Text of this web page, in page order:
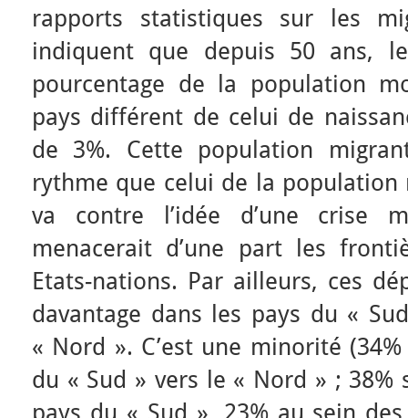
rapports statistiques sur les
indiquent que depuis 50 ans,
pourcentage de la population
pays différent de celui de
de 3%. Cette population
rythme que celui de la
va contre l’idée d’une crise
menacerait d’une part les
Etats-nations. Par ailleurs, ces
davantage dans les pays du «
« Nord ». C’est une minorité
du « Sud » vers le « Nord » ; 38%
pays du « Sud », 23% au sein